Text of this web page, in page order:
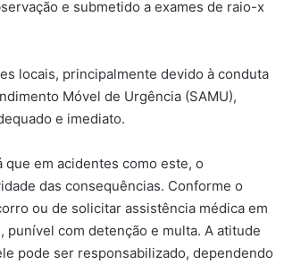
e submetido a exames de raio-x
locais, principalmente devido à conduta
Móvel de Urgência (SAMU),
e imediato.
que em acidentes como este, o
das consequências. Conforme o
ou de solicitar assistência médica em
com detenção e multa. A atitude
pode ser responsabilizado, dependendo